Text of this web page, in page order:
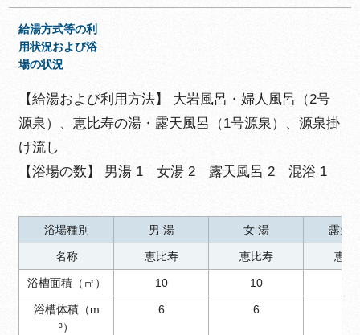
給湯方式等の利
用状況および浴
場の状況
【給湯および利用方法】 大岩風呂・婦人風呂（2号
源泉）、恵比寿の湯・露天風呂（1号源泉）、源泉掛
け流し
【浴場の数】 男湯 1 女湯 2 露天風呂 2 混浴 1
浴場種別 男 湯 女 湯 露天
名称 恵比寿 恵比寿 恵比
浴槽面積（㎡） 10 10
浴槽体積（m
³）
6 6